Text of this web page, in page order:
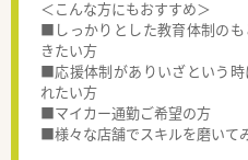
＜こんな方にもおすすめ＞
■しっかりとした教育体制の
きたい方
■応援体制がありいざという
れたい方
■マイカー通勤ご希望の方
■様々な店舗でスキルを磨いて